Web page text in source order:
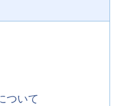
ついて